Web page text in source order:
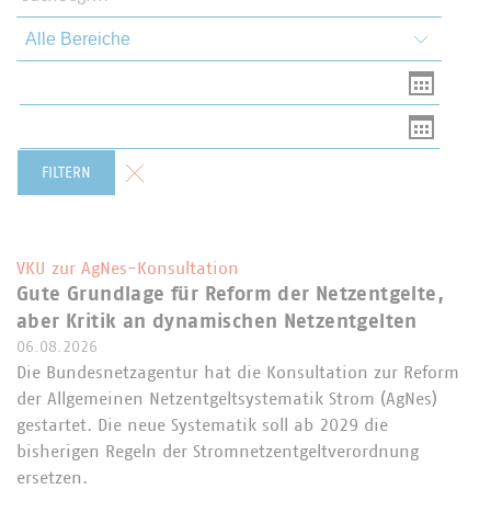
FILTERN Formular zurücksetzen
VKU zur AgNes-Konsultation
Gute Grundlage für Reform der Netzentgelte,
aber Kritik an dynamischen Netzentgelten
06.08.2026
Die Bundesnetzagentur hat die Konsultation zur Reform
der Allgemeinen Netzentgeltsystematik Strom (AgNes)
gestartet. Die neue Systematik soll ab 2029 die
bisherigen Regeln der Stromnetzentgeltverordnung
ersetzen.